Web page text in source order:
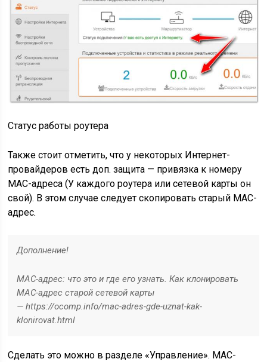
Статус работы роутера
Также стоит отметить, что у некоторых Интернет-
провайдеров есть доп. защита — привязка к номеру
MAC-адреса (У каждого роутера или сетевой карты он
свой). В этом случае следует скопироватьстарый MAC-
адрес.
Дополнение!
MAC-адрес: что это и где его узнать. Как клонировать
MAC-адрес старой сетевой карты
— https://ocomp.info/mac-adres-gde-uznat-kak-
klonirovat.html
Сделать это можно в разделе «Управление». MAC-